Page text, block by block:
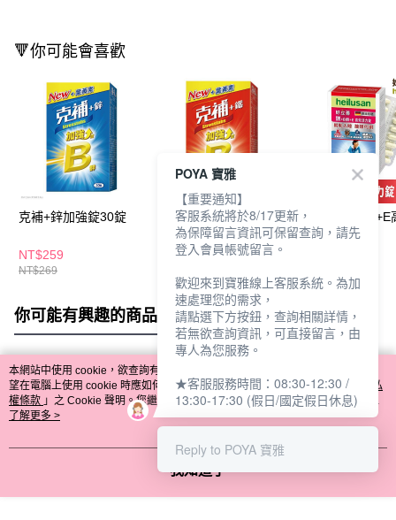
🔻你可能會喜歡
克補+鋅加強錠30錠
NT$259
NT$269
克補+鐵加強錠30錠
NT$259
好立善鎂+B群+E
活力錠64錠
你可能有興趣的商品 全站排行
熱門標籤
本網站中使用 cookie，欲查詢有關本網站使用 cookie 方式之詳情，及若您不希
望在電腦上使用 cookie 時應如何變更電腦的 cookie 設定，請參閱本網站「
隱私
權條款 」之 Cookie 聲明。您繼續使用本網站即表示您同意本公司得按本網站使
用條款之 Cookie 聲明使用 cookie。
了解更多 >
我知道了
POYA 寶雅
【重要通知】
客服系統將於8/17更新，
為保障留言資訊可保留查詢，請先
登入會員帳號留言。
歡迎來到寶雅線上客服系統。為加
速處理您的需求，
請點選下方按鈕，查詢相關詳情，
若無欲查詢資訊，可直接留言，由
專人為您服務。
★客服服務時間：08:30-12:30 /
13:30-17:30 (假日/國定假日休息)
Reply to POYA 寶雅